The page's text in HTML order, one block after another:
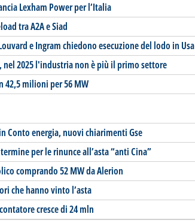
Lexham Power per l’Italia
tra A2A e Siad
e Ingram chiedono esecuzione del lodo in Usa
2025 l'industria non è più il primo settore
42,5 milioni per 56 MW
Conto energia, nuovi chiarimenti Gse
per le rinunce all’asta “anti Cina”
comprando 52 MW da Alerion
che hanno vinto l’asta
cresce di 24 mln